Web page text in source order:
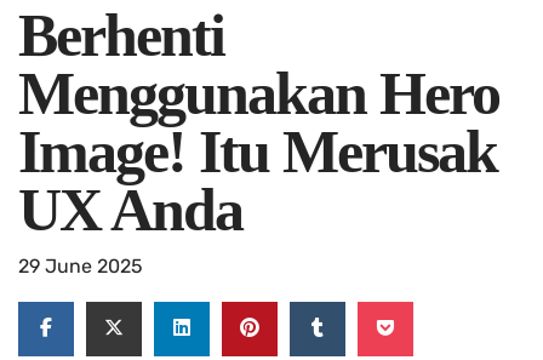
Berhenti
Menggunakan Hero
Image! Itu Merusak
UX Anda
29 June 2025